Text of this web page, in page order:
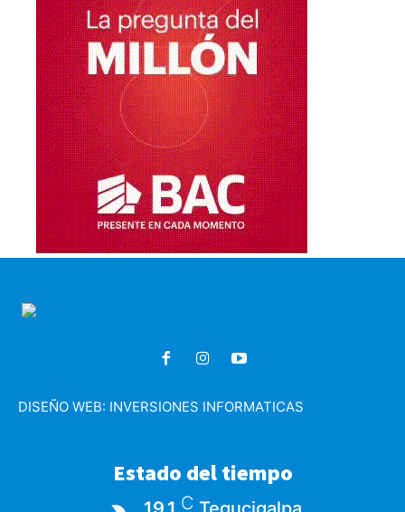
DISEÑO WEB: INVERSIONES INFORMATICAS
Estado del tiempo
C